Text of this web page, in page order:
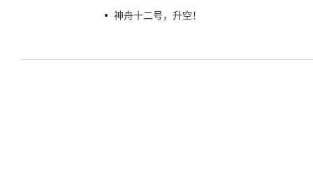
神舟十二号，升空！